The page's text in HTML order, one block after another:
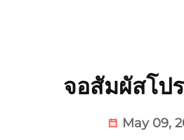
จอสัมผัสโป
May 09,